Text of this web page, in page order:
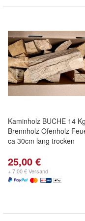
Kaminholz BUCHE 14 Kg
Brennholz Ofenholz
ca 30cm lang trocken
25,00 €
+ 7,00 € Versand